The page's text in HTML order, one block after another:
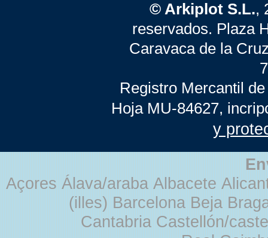
© Arkiplot S.L.,
reservados. Plaza
Caravaca de la
Registro Mercantil
Hoja MU-84627,
y
Açores Álava/araba Albacete
(illes) Barcelona Beja
Cantabria Castellón/